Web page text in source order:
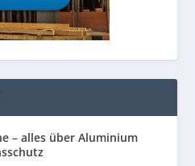
– alles über Aluminium